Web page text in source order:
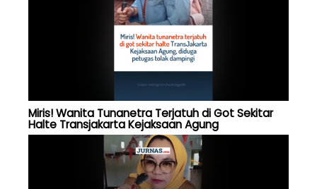
Miris! Wanita Tunanetra Terjatuh di Got Sekitar
Halte Transjakarta Kejaksaan Agung